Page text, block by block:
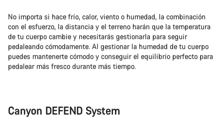
No importa si hace frío, calor, viento o humedad, la combinación
con el esfuerzo, la distancia y el terreno harán que la temperatura
de tu cuerpo cambie y necesitarás gestionarla para seguir
pedaleando cómodamente. Al gestionar la humedad de tu cuerpo
puedes mantenerte cómodo y conseguir el equilibrio perfecto para
pedalear más fresco durante más tiempo.
Canyon DEFEND System